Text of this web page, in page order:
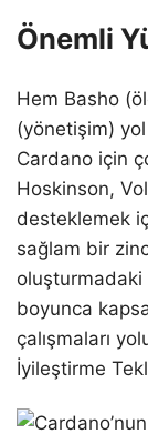
Önemli
Hem Basho
(yönetişim)
Cardano için
Hoskinson,
desteklemek
sağlam bir
oluşturmadaki
boyunca
çalışmaları
İyileştirme